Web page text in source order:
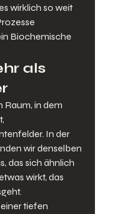
wirklich so weit
Biochemische
als
Raum, in dem
In der
wir denselben
das sich ähnlich
wirkt, das
tiefen